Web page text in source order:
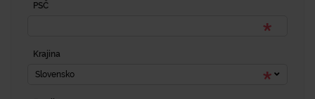
PSČ
Krajina
Slovensko